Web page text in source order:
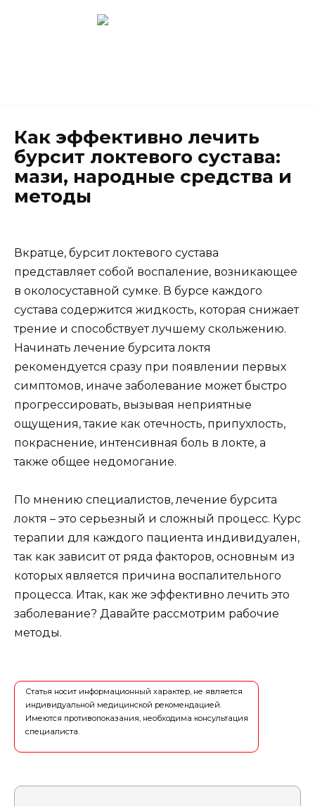
Как эффективно лечить
бурсит локтевого сустава:
мази, народные средства и
методы
Вкратце, бурсит локтевого сустава
представляет собой воспаление, возникающее
в околосуставной сумке. В бурсе каждого
сустава содержится жидкость, которая снижает
трение и способствует лучшему скольжению.
Начинать лечение бурсита локтя
рекомендуется сразу при появлении первых
симптомов, иначе заболевание может быстро
прогрессировать, вызывая неприятные
ощущения, такие как отечность, припухлость,
покраснение, интенсивная боль в локте, а
также общее недомогание.
По мнению специалистов, лечение бурсита
локтя – это серьезный и сложный процесс. Курс
терапии для каждого пациента индивидуален,
так как зависит от ряда факторов, основным из
которых является причина воспалительного
процесса. Итак, как же эффективно лечить это
заболевание? Давайте рассмотрим рабочие
методы.
Статья носит информационный характер, не является
индивидуальной медицинской рекомендацией.
Имеются противопоказания, необходима консультация
специалиста.